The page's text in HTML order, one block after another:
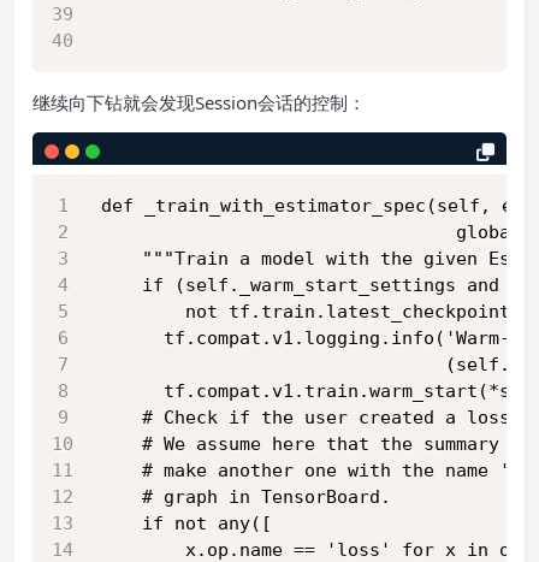
继续向下钻就会发现Session会话的控制：
def _train_with_estimator_spec(self,
"""Train a model with the given
    if (self._warm_start_settings and
not
tf.compat.v1.logging.info('Warm-
# Check if the user created a loss
# We assume here that the summary
# make another one with the name
    # graph in TensorBoard.
    if not any([
x.op.name == 'loss' for x in